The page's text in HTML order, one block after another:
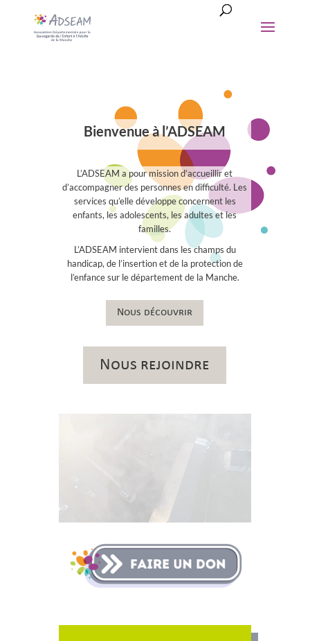
Bienvenue à l’ADSEAM
L’ADSEAM a pour mission d’accueillir et
d’accompagner des personnes en difficulté. Les
services qu’elle développe concernent les
enfants, les adolescents, les adultes et les
familles.
L’ADSEAM intervient dans les champs du
handicap, de l’insertion et de la protection de
l’enfance sur le département de la Manche.
Nous découvrir
Nous rejoindre